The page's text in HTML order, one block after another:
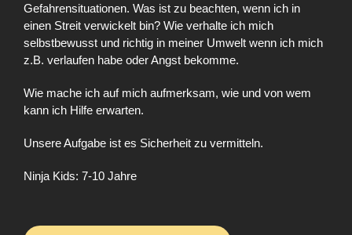
Gefahrensituationen. Was ist zu beachten, wenn ich in
einen Streit verwickelt bin? Wie verhalte ich mich
selbstbewusst und richtig in meiner Umwelt wenn ich mich
z.B. verlaufen habe oder Angst bekomme.
Wie mache ich auf mich aufmerksam, wie und von wem
kann ich Hilfe erwarten.
Unsere Aufgabe ist es Sicherheit zu vermitteln.
Ninja Kids: 7-10 Jahre